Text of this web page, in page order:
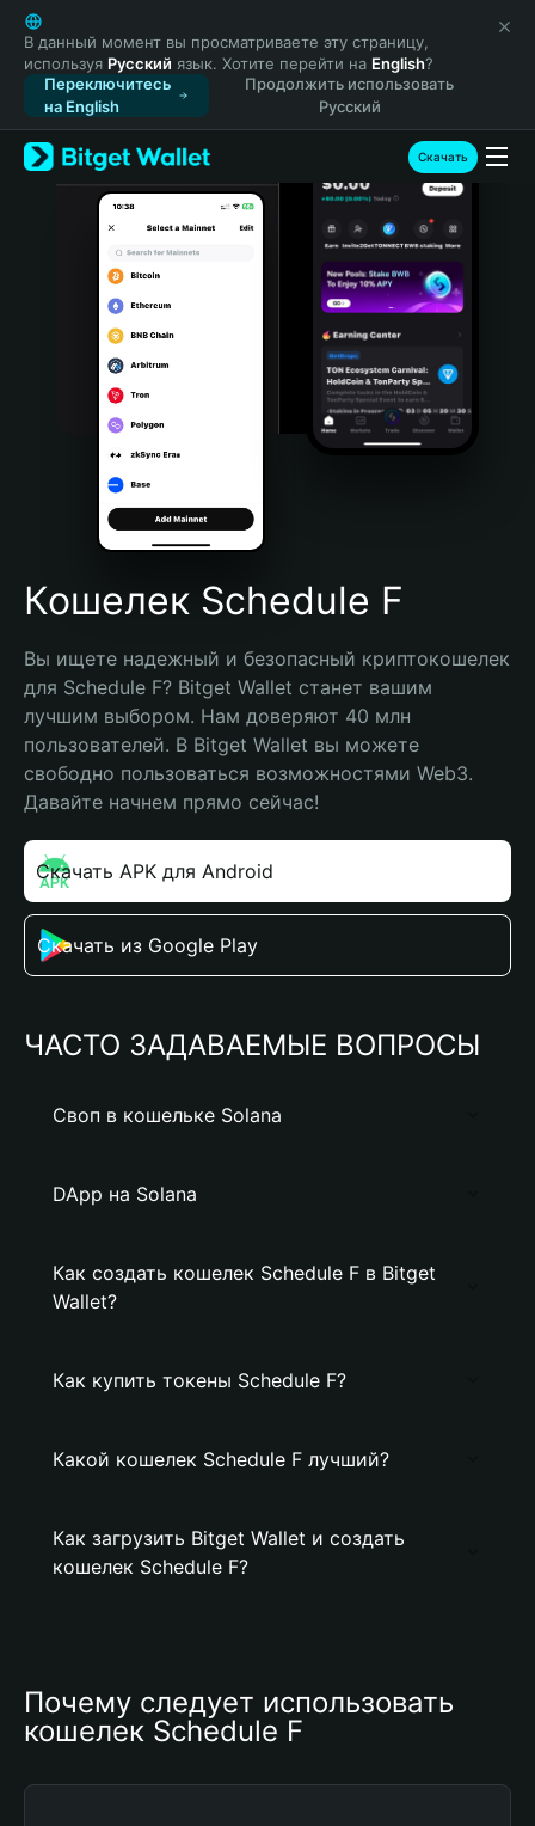
English
日本語
Tiếng Việt
Русский
Español (Latinoamérica)
Türkçe
Italiano
Português (Portugal)
Bahasa Indonesia
Português (Brasil)
Español (Argentina)
В данный момент вы просматриваете эту страницу,
используя Русский язык. Хотите перейти на English?
Переключитесь
на English
Продолжить использовать
Русский
Скачать
Кошелек Schedule F
Вы ищете надежный и безопасный криптокошелек
для Schedule F? Bitget Wallet станет вашим
лучшим выбором. Нам доверяют 40 млн
пользователей. В Bitget Wallet вы можете
свободно пользоваться возможностями Web3.
Давайте начнем прямо сейчас!
Скачать APK для Android
Скачать из Google Play
ЧАСТО ЗАДАВАЕМЫЕ ВОПРОСЫ
Своп в кошельке Solana
DApp на Solana
Как создать кошелек Schedule F в Bitget
Wallet?
Как купить токены Schedule F?
Какой кошелек Schedule F лучший?
Как загрузить Bitget Wallet и создать
кошелек Schedule F?
Почему следует использовать
кошелек Schedule F